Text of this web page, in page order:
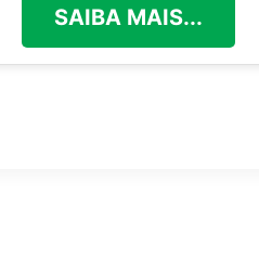
SAIBA MAIS...